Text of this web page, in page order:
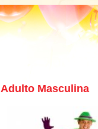
Adulto Masculina